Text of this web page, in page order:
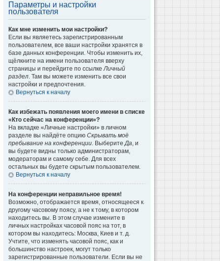
Параметры и настройки
пользователя
Как мне изменить мои настройки?
Если вы являетесь зарегистрированным
пользователем, все ваши настройки хранятся в
базе данных конференции. Чтобы изменить их,
щёлкните на имени пользователя вверху
страницы и перейдите по ссылкеЛичный
раздел. Там вы можете изменить все свои
настройки и предпочтения.
Вернуться к началу
Как избежать появления моего имени в списке
«Кто сейчас на конференции»?
На вкладке «Личные настройки» в личном
разделе вы найдёте опцию Скрывать моё
пребывание на конференции. ВыберитеДа, и
вы будете видны только администраторам,
модераторам и самому себе. Для всех
остальных вы будете скрытым пользователем.
Вернуться к началу
На конференции неправильное время!
Возможно, отображается время, относящееся к
другому часовому поясу, а не к тому, в котором
находитесь вы. В этом случае измените в
личных настройках часовой пояс на тот, в
котором вы находитесь: Москва, Киев и т. д.
Учтите, что изменять часовой пояс, как и
большинство настроек, могут только
зарегистрированные пользователи. Если вы не